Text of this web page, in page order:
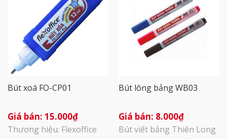
Bút xoá FO-CP01
15.000₫
Thương hiệu: Flexoffice
Bút lông bảng WB03
8.000₫
Bút viết bảng Thiên Long